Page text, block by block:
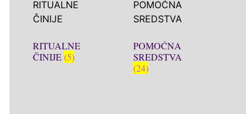
RITUALNE
ČINIJE(5)
POMOĆNA
SREDSTVA
(24)